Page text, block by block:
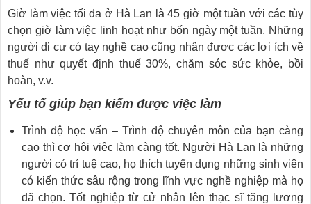
Giờ làm việc tối đa ở Hà Lan là 45 giờ một tuần với các tùy
chọn giờ làm việc linh hoạt như bốn ngày một tuần. Những
người di cư có tay nghề cao cũng nhận được các lợi ích về
thuế như quyết định thuế 30%, chăm sóc sức khỏe, bồi
hoàn, v.v.
Yếu tố giúp bạn kiếm được việc làm
Trình độ học vấn – Trình độ chuyên môn của bạn càng
cao thì cơ hội việc làm càng tốt. Người Hà Lan là những
người có trí tuệ cao, họ thích tuyển dụng những sinh viên
có kiến ​​thức sâu rộng trong lĩnh vực nghề nghiệp mà họ
đã chọn. Tốt nghiệp từ cử nhân lên thạc sĩ tăng lương